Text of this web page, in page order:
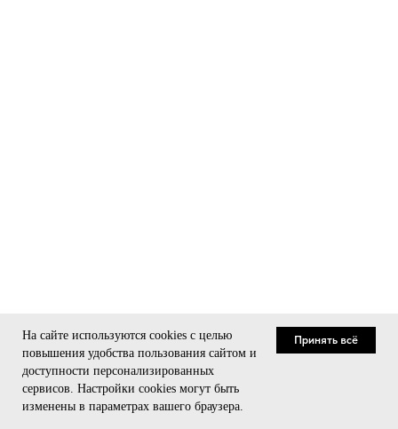
На сайте используются cookies с целью
повышения удобства пользования сайтом и
доступности персонализированных
сервисов. Настройки cookies могут быть
изменены в параметрах вашего браузера.
Принять всё